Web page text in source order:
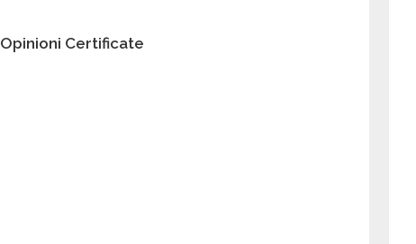
Opinioni Certificate